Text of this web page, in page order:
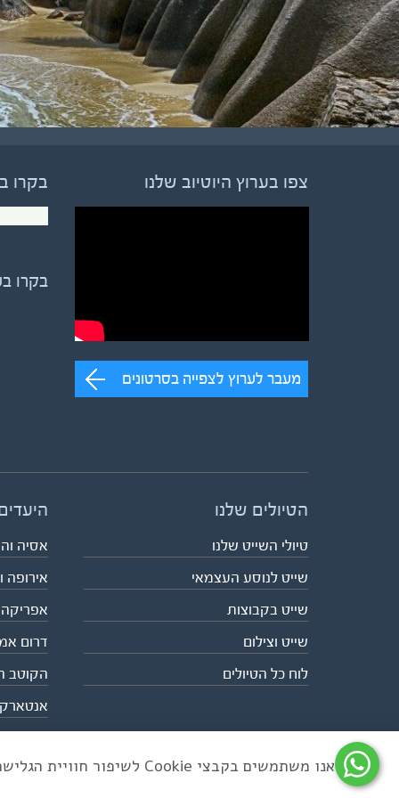
צפו בערוץ היוטיוב שלנו
מעבר לערוץ לצפייה בסרטונים
בקרו
בקרו
הטיולים שלנו
טיולי השייט שלנו
שייט לנוסע העצמאי
שייט בקבוצות
שייט וצילום
לוח כל הטיולים
אסיה
אירופה
אפריקה
דרום
הקוטב
כל הזכויות שמורות לאקו טיולי שטח | טלפון 03-6879090 | פקס 03-6879099 |
אנו משתמשים בקבצי Cookie לשיפור חוויית הגלישה ולניתוח שימוש באתר